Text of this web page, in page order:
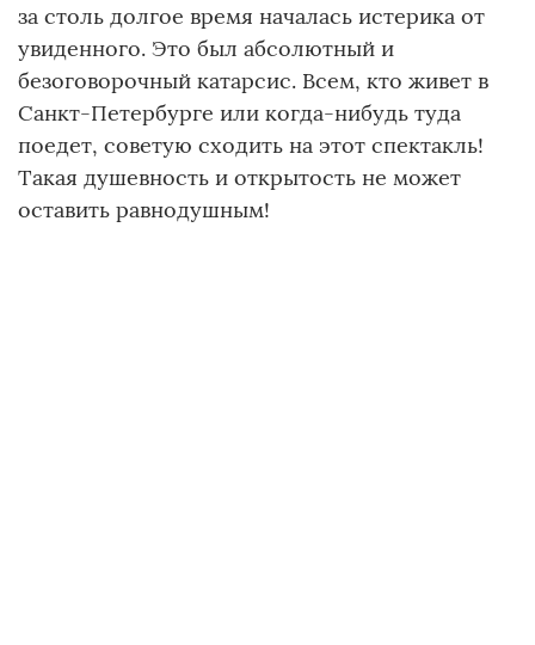
за столь долгое время началась истерика от
увиденного. Это был абсолютный и
безоговорочный катарсис. Всем, кто живет в
Санкт-Петербурге или когда-нибудь туда
поедет, советую сходить на этот спектакль!
Такая душевность и открытость не может
оставить равнодушным!